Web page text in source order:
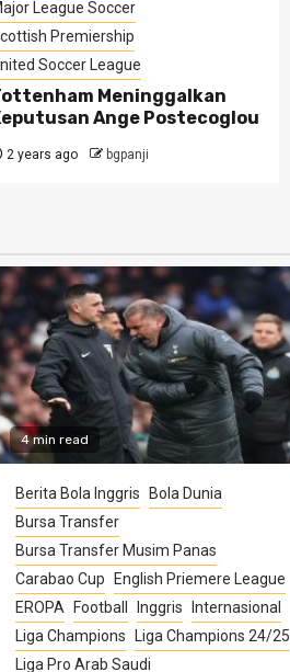
League Soccer
Premiership
Soccer League
Meninggalkan
Ange Postecoglou
2 years ago bgpanji
4 min read
Berita Bola Inggris
Bola Dunia
Bursa Transfer
Bursa Transfer Musim Panas
Carabao Cup
English Priemere League
EROPA
Football Inggris
Internasional
Liga Champions
Liga Champions 24/25
Liga Pro Arab Saudi